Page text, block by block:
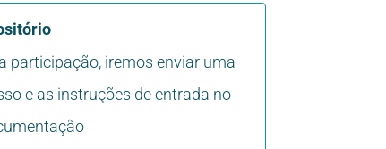
participação, iremos enviar uma
e as instruções de entrada no